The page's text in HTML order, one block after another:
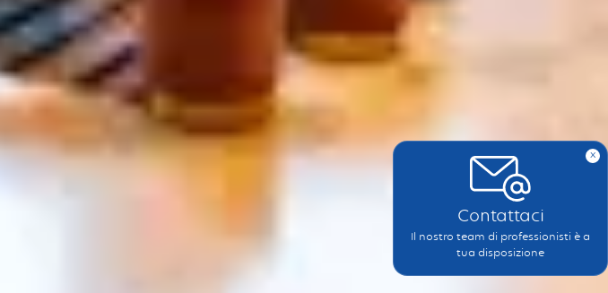
x
Contattaci
Il nostro team di professionisti è a
tua disposizione